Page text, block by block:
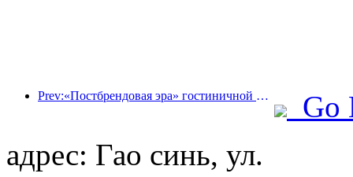
Prev:«Постбрендовая эра» гостиничной индустрии: от масштабного расширения к эффективности в первую очередь
Go
адрес: Гао синь, ул.